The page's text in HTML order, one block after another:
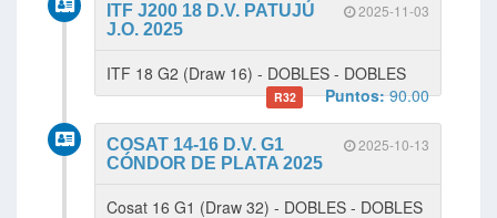
2025-11-03
ITF J200 18 D.V. PATUJÚ
J.O. 2025
ITF 18 G2 (Draw 16) - DOBLES - DOBLES
R32 Puntos:90.00
2025-10-13
COSAT 14-16 D.V. G1
CÓNDOR DE PLATA 2025
Cosat 16 G1 (Draw 32) - DOBLES - DOBLES